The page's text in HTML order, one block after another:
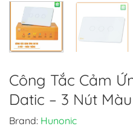
Công Tắc Cảm
Datic – 3 Nút
Brand: Hunonic